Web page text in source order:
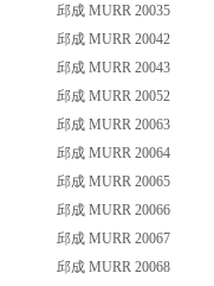
邱成 MURR 20035
邱成 MURR 20042
邱成 MURR 20043
邱成 MURR 20052
邱成 MURR 20063
邱成 MURR 20064
邱成 MURR 20065
邱成 MURR 20066
邱成 MURR 20067
邱成 MURR 20068